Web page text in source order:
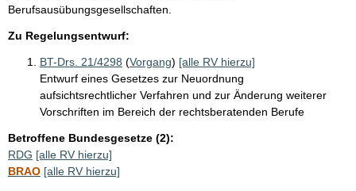
Berufsausübungsgesellschaften.
Zu Regelungsentwurf:
BT-Drs. 21/4298 (Vorgang) [alle RV hierzu]
Entwurf eines Gesetzes zur Neuordnung
aufsichtsrechtlicher Verfahren und zur Änderung weiterer
Vorschriften im Bereich der rechtsberatenden Berufe
Betroffene Bundesgesetze (2):
RDG [alle RV hierzu]
BRAO [alle RV hierzu]